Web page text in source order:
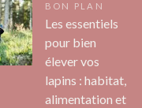
de
BON PLAN
Les essentiels
pour bien
élever vos
lapins : habitat,
alimentation et